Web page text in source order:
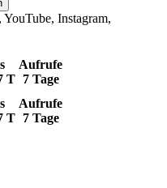
YouTube, Instagram,
T
Aufrufe
7 Tage
T
Aufrufe
7 Tage